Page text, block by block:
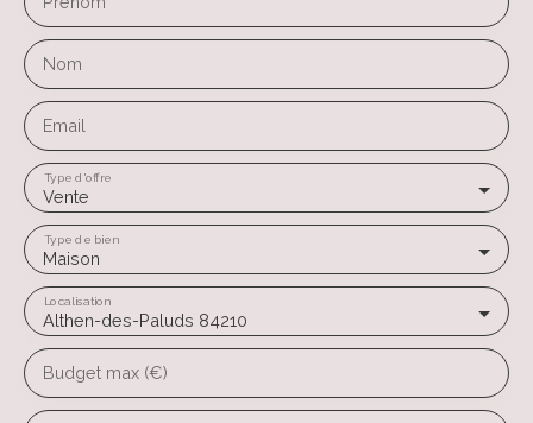
Nom
Email
Vente
Type d'offre
Maison
Type de bien
Althen-des-Paluds 84210
Localisation
Budget max (€)